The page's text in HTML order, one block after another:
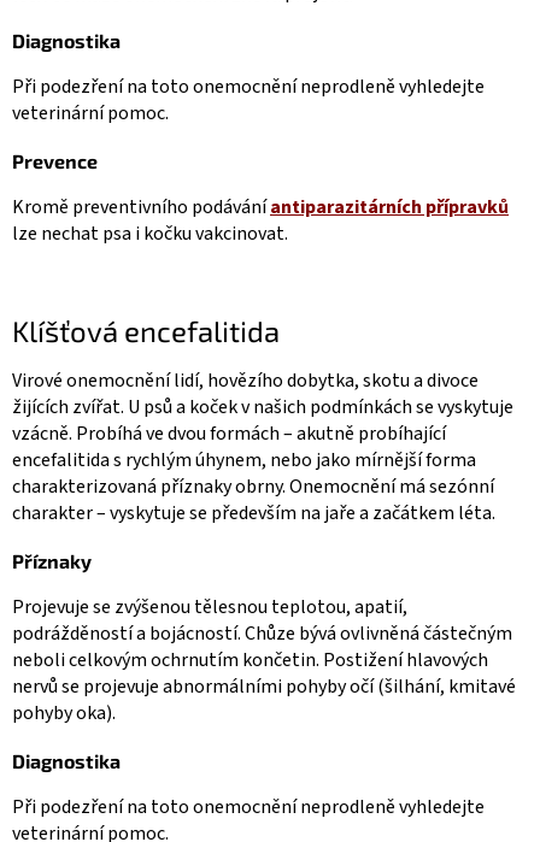
Diagnostika
Při podezření na toto onemocnění neprodleně vyhledejte
veterinární pomoc.
Prevence
Kromě preventivního podáváníantiparazitárních přípravků
lze nechat psa i kočku vakcinovat.
Klíšťová encefalitida
Virové onemocnění lidí, hovězího dobytka, skotu a divoce
žijících zvířat. U psů a koček v našich podmínkách se vyskytuje
vzácně. Probíhá ve dvou formách – akutně probíhající
encefalitida s rychlým úhynem, nebo jako mírnější forma
charakterizovaná příznaky obrny. Onemocnění má sezónní
charakter – vyskytuje se především na jaře a začátkem léta.
Příznaky
Projevuje se zvýšenou tělesnou teplotou, apatií,
podrážděností a bojácností. Chůze bývá ovlivněná částečným
neboli celkovým ochrnutím končetin. Postižení hlavových
nervů se projevuje abnormálními pohyby očí (šilhání, kmitavé
pohyby oka).
Diagnostika
Při podezření na toto onemocnění neprodleně vyhledejte
veterinární pomoc.